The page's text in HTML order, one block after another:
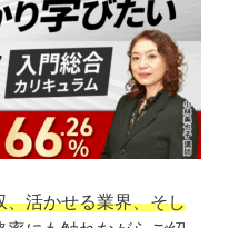
、活かせる業界、そし